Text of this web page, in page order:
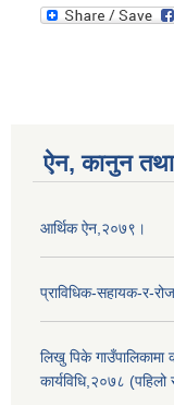
ऐन, कानुन तथा
आर्थिक ऐन,२०७९।
प्राविधिक-सहायक-र-
लिखु पिके गाउँपालिकामा
कार्यविधि,२०७८